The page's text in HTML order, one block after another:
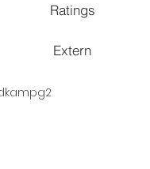
Ratings
Extern